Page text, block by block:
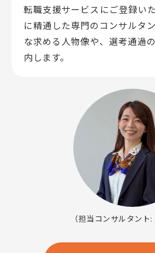
転職支援サービスにご登録い
に精通した専門のコンサルタン
な求める人物像や、選考通過
内します。
（担当コンサルタント: